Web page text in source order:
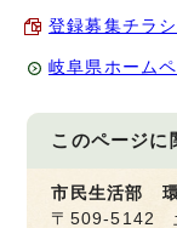
登録募集チラ
岐阜県ホーム
このページに
市民生活部
〒509-5142